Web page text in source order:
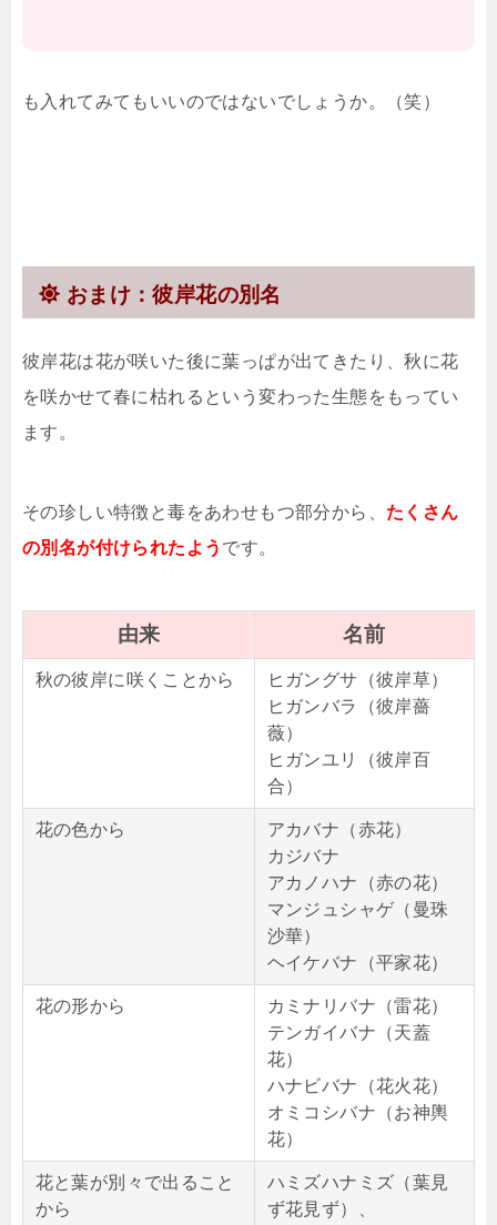
も入れてみてもいいのではないでしょうか。（笑）
おまけ：彼岸花の別名
彼岸花は花が咲いた後に葉っぱが出てきたり、秋に花
を咲かせて春に枯れるという変わった生態をもってい
ます。
その珍しい特徴と毒をあわせもつ部分から、 たくさん
の別名が付けられたよう です。
由来 名前
秋の彼岸に咲くことから
ヒガングサ（彼岸草）
ヒガンバラ（彼岸薔
薇）
ヒガンユリ（彼岸百
合）
花の色から
アカバナ（赤花）
カジバナ
アカノハナ（赤の花）
マンジュシャゲ（曼珠
沙華）
ヘイケバナ（平家花）
花の形から
カミナリバナ（雷花）
テンガイバナ（天蓋
花）
ハナビバナ（花火花）
オミコシバナ（お神輿
花）
花と葉が別々で出ること
から
ハミズハナミズ（葉見
ず花見ず）、